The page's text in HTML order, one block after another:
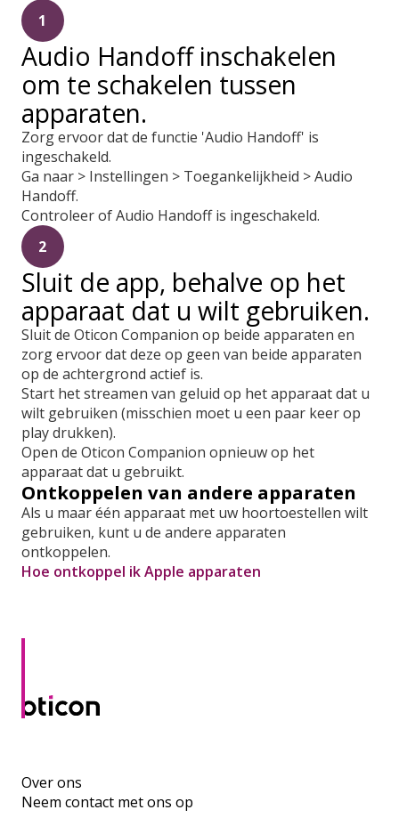
1
Audio Handoff inschakelen
om te schakelen tussen
apparaten.
Zorg ervoor dat de functie 'Audio Handoff' is
ingeschakeld.
Ga naar > Instellingen > Toegankelijkheid > Audio
Handoff.
Controleer of Audio Handoff is ingeschakeld.
2
Sluit de app, behalve op het
apparaat dat u wilt gebruiken.
Sluit de Oticon Companion op beide apparaten en
zorg ervoor dat deze op geen van beide apparaten
op de achtergrond actief is.
Start het streamen van geluid op het apparaat dat u
wilt gebruiken (misschien moet u een paar keer op
play drukken).
Open de Oticon Companion opnieuw op het
apparaat dat u gebruikt.
Ontkoppelen van andere apparaten
Als u maar één apparaat met uw hoortoestellen wilt
gebruiken, kunt u de andere apparaten
ontkoppelen.
Hoe ontkoppel ik Apple apparaten
Over ons
Neem contact met ons op